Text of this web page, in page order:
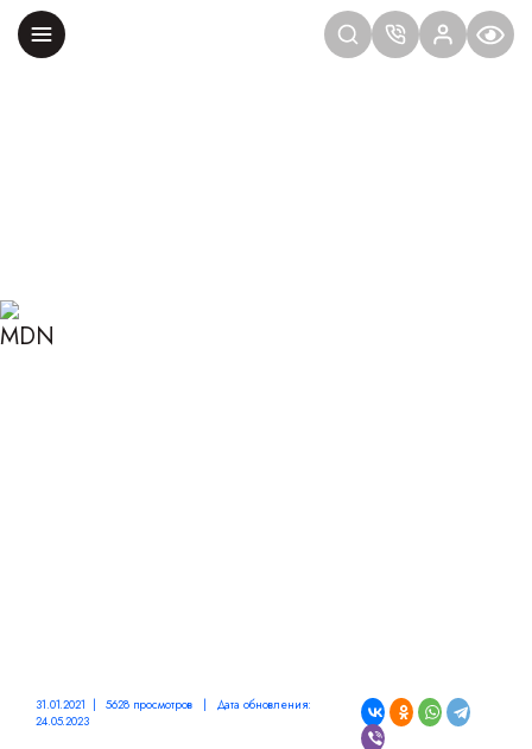
31.01.2021 | 5628 просмотров | Дата обновления:
24.05.2023